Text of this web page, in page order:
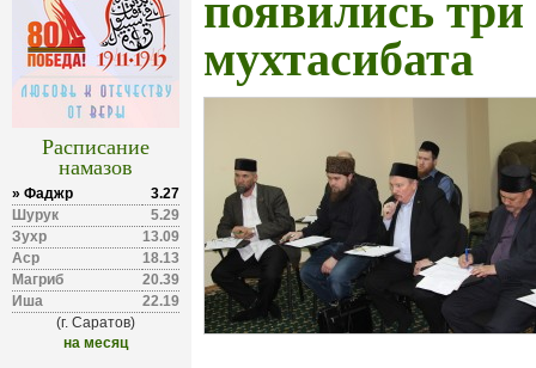
Расписание
намазов
» Фаджр
3.27
Шурук
5.29
Зухр
13.09
Аср
18.13
Магриб
20.39
Иша
22.19
(г. Саратов)
на месяц
появились
мухтасибата